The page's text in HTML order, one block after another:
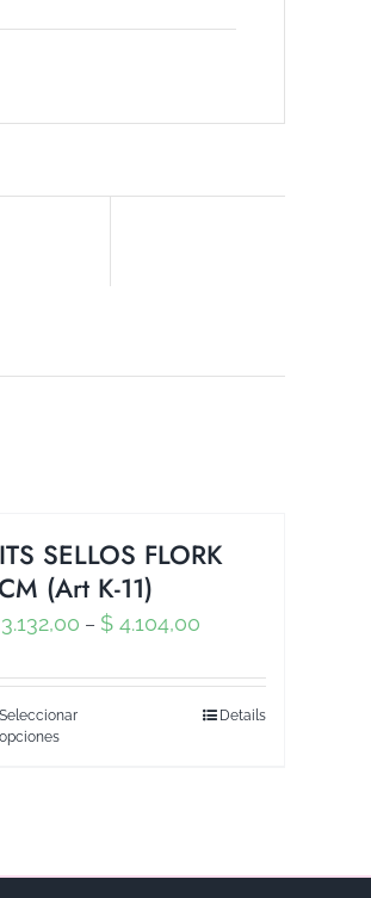
SELLOS FLORK
(Art K-11)
3.132,00 – $ 4.104,00
Seleccionar
opciones
Details